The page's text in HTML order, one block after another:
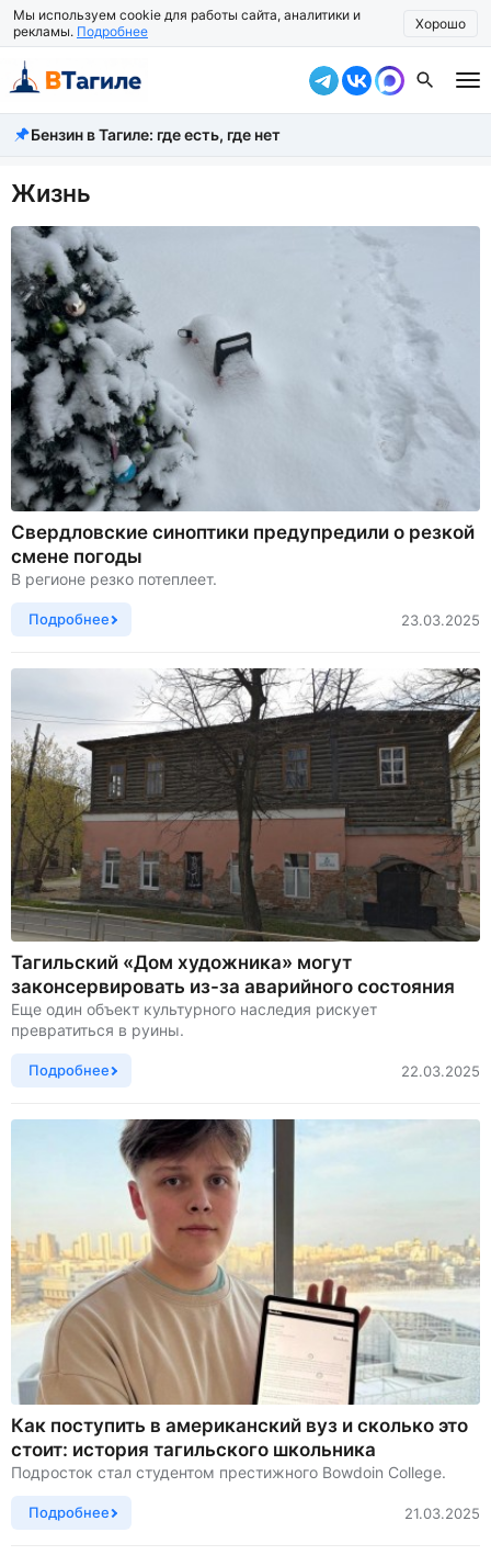
Мы используем cookie для работы сайта, аналитики и
рекламы. Подробнее Хорошо
Все новости
Происшествия
Город
Власть
Жизнь
Экономика
Общество
Рассказать новость
Бензин в Тагиле: где есть, где нет
Жизнь
Свердловские синоптики предупредили о резкой
смене погоды
В регионе резко потеплеет.
Подробнее 23.03.2025
Тагильский «Дом художника» могут
законсервировать из-за аварийного состояния
Еще один объект культурного наследия рискует
превратиться в руины.
Подробнее 22.03.2025
Как поступить в американский вуз и сколько это
стоит: история тагильского школьника
Подросток стал студентом престижного Bowdoin College.
Подробнее 21.03.2025